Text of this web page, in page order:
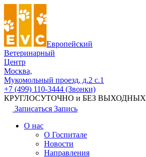
Европейский
Ветеринарный
Центр
Москва,
Мукомольный проезд, д.2 с.1
+7 (499) 110-3444 (Звонки)
КРУГЛОСУТОЧНО и БЕЗ ВЫХОДНЫХ
Записаться Запись
О нас
О Госпитале
Новости
Направления